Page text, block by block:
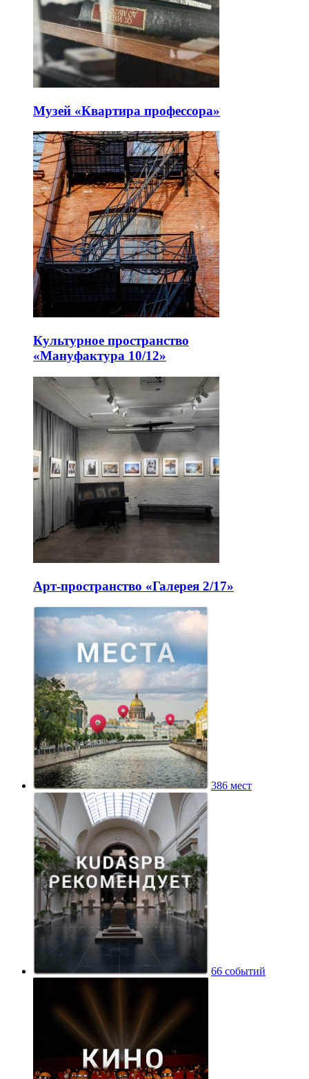
Музей «Квартира профессора»
Культурное пространство
«Мануфактура 10/12»
Арт-пространство «Галерея 2/17»
386 мест
66 событий